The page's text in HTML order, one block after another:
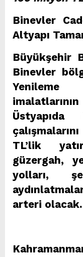
Binevler
Altyapı
Büyükşehir
Binevler
Yenileme
TL’lik
güzergah,
yolları,
arteri olacak.